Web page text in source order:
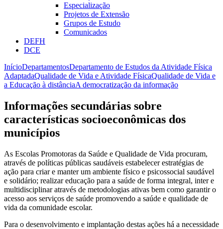
Especialização
Projetos de Extensão
Grupos de Estudo
Comunicados
DEFH
DCE
InícioDepartamentosDepartamento de Estudos da Atividade Física
AdaptadaQualidade de Vida e Atividade FísicaQualidade de Vida e
a Educação à distânciaA democratização da informação
Informações secundárias sobre
características socioeconômicas dos
municípios
As Escolas Promotoras da Saúde e Qualidade de Vida procuram,
através de políticas públicas saudáveis estabelecer estratégias de
ação para criar e manter um ambiente físico e psicossocial saudável
e solidário; realizar educação para a saúde de forma integral, inter e
multidisciplinar através de metodologias ativas bem como garantir o
acesso aos serviços de saúde promovendo a saúde e qualidade de
vida da comunidade escolar.
Para o desenvolvimento e implantação destas ações há a necessidade